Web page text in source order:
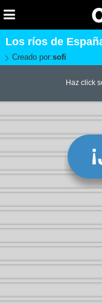
Los ríos de
Creado por:sofi
Haz click